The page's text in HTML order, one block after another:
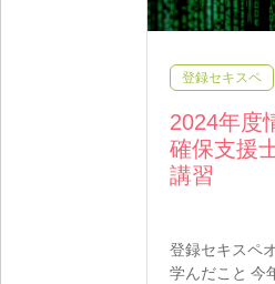
登録セキスペ
2024年度
確保支援
講習
登録セキスペ
学んだこと 今